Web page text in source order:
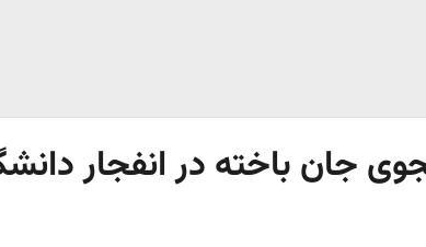
جان باخته در انفجار